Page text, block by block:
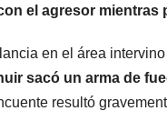
el agresor mientras
en el área
sacó un arma de
resultó